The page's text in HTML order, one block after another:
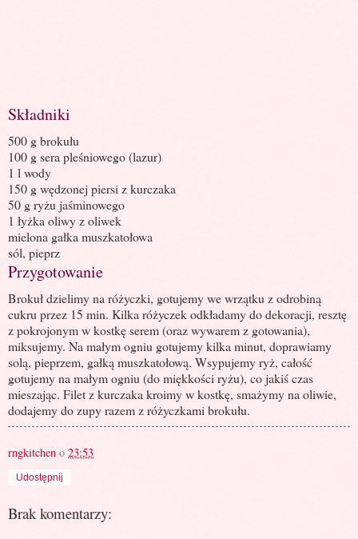
Składniki
500 g brokułu
100 g sera pleśniowego (lazur)
1 l wody
150 g wędzonej piersi z kurczaka
50 g ryżu jaśminowego
1 łyżka oliwy z oliwek
mielona gałka muszkatołowa
sól, pieprz
Przygotowanie
Brokuł dzielimy na różyczki, gotujemy we wrzątku z odrobiną
cukru przez 15 min. Kilka różyczek odkładamy do dekoracji, resztę
z pokrojonym w kostkę serem (oraz wywarem z gotowania),
miksujemy. Na małym ogniu gotujemy kilka minut, doprawiamy
solą, pieprzem, gałką muszkatołową. Wsypujemy ryż, całość
gotujemy na małym ogniu (do miękkości ryżu), co jakiś czas
mieszając. Filet z kurczaka kroimy w kostkę, smażymy na oliwie,
dodajemy do zupy razem z różyczkami brokułu.
rngkitchen o 23:53
Udostępnij
Brak komentarzy: